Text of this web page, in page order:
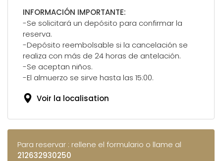
INFORMACIÓN IMPORTANTE:
-Se solicitará un depósito para confirmar la
reserva.
-Depósito reembolsable si la cancelación se
realiza con más de 24 horas de antelación.
-Se aceptan niños.
-El almuerzo se sirve hasta las 15:00.
Voir la localisation
Para reservar : rellene el formulario o llame al
212632930250